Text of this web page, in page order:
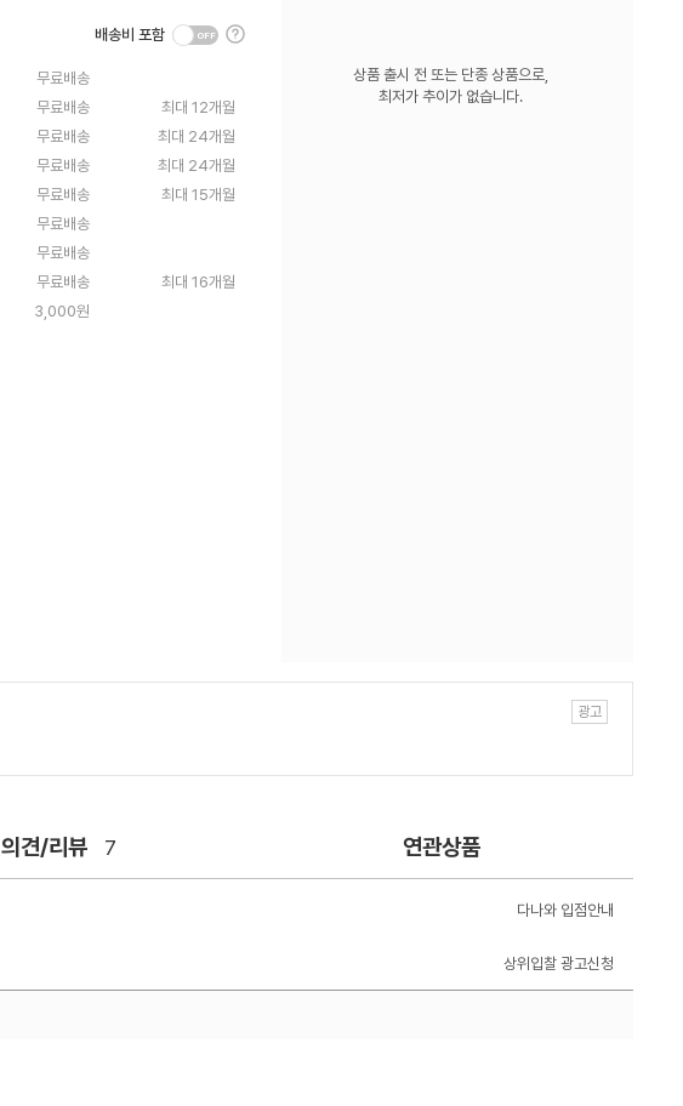
배송비 포함
툴
팁
빠
배
송
무료배송
무료배송 최대 12개월
빠
배
송
무료배송 최대 24개월
빠
배
송
무료배송 최대 24개월
빠
배
송
무료배송 최대 15개월
무료배송
빠
배
송
무료배송
무료배송
최대 16개월
3,000원
상품 출시 전 또는 단종 상품으로,
최저가 추이가 없습니다.
의견/리뷰 7 연관상품
다나와 입점안내
상위입찰 광고신청